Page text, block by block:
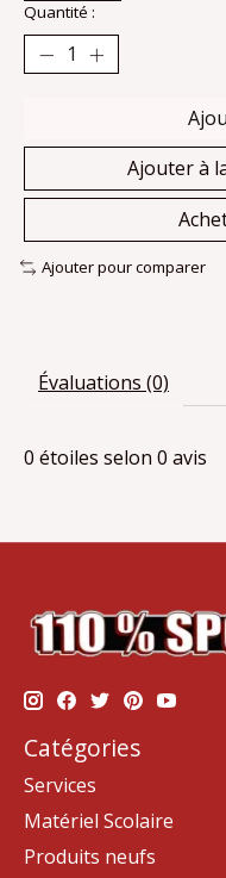
Quantité :
Ajouter à
Ajouter pour comparer
Évaluations (0)
0 étoiles selon 0 avis
Catégories
Services
Matériel Scolaire
Produits neufs